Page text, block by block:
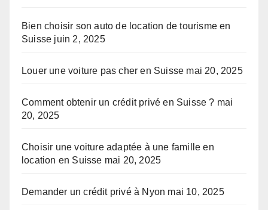
Bien choisir son auto de location de tourisme en
Suisse juin 2, 2025
Louer une voiture pas cher en Suisse mai 20, 2025
Comment obtenir un crédit privé en Suisse ? mai
20, 2025
Choisir une voiture adaptée à une famille en
location en Suisse mai 20, 2025
Demander un crédit privé à Nyon mai 10, 2025